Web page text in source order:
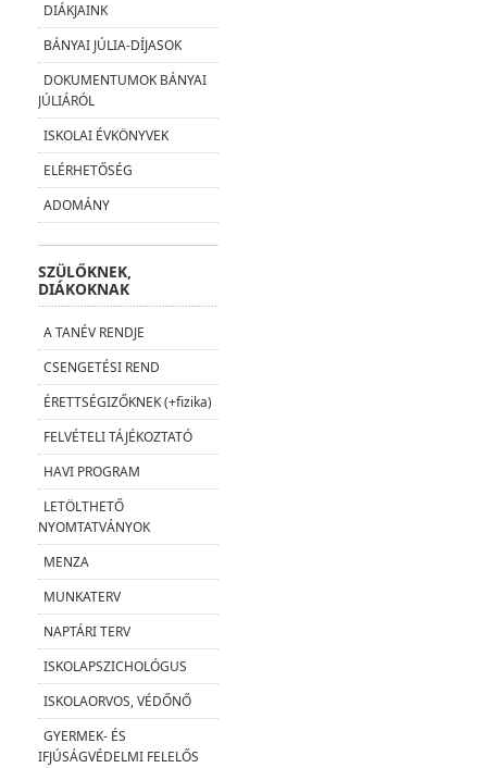
DIÁKJAINK
BÁNYAI JÚLIA-DÍJASOK
DOKUMENTUMOK BÁNYAI
JÚLIÁRÓL
ISKOLAI ÉVKÖNYVEK
ELÉRHETŐSÉG
ADOMÁNY
SZÜLŐKNEK,
DIÁKOKNAK
A TANÉV RENDJE
CSENGETÉSI REND
ÉRETTSÉGIZŐKNEK (+fizika)
FELVÉTELI TÁJÉKOZTATÓ
HAVI PROGRAM
LETÖLTHETŐ
NYOMTATVÁNYOK
MENZA
MUNKATERV
NAPTÁRI TERV
ISKOLAPSZICHOLÓGUS
ISKOLAORVOS, VÉDŐNŐ
GYERMEK- ÉS
IFJÚSÁGVÉDELMI FELELŐS